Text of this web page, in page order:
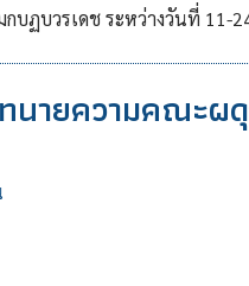
กบฏบวรเดช ระหว่างวันที่ 11-
ายความคณะผ